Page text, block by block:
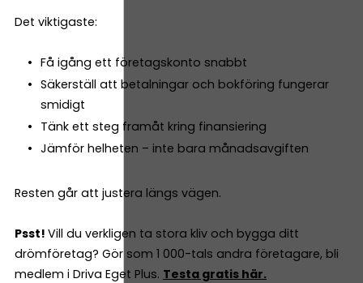
Det viktigaste:
Få igång ett företagskonto snabbt
Säkerställ att betalningar och bokföring fungerar
smidigt
Tänk ett steg framåt kring finansiering
Jämför helheten – inte bara månadsavgiften
Resten går att justera längs vägen.
Psst! Vill du verkligen ta stora kliv och bygga ditt
drömföretag? Gör som 1 000-tals andra företagare, bli
medlem i Driva Eget Plus. Testa gratis här.